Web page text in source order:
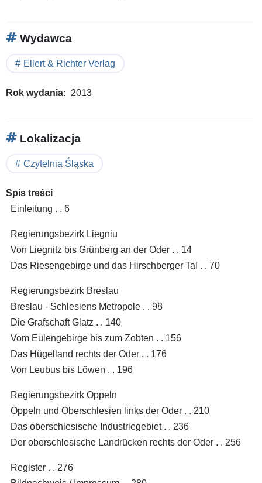
Wydawca
Ellert & Richter Verlag
Rok wydania 2013
Lokalizacja
Czytelnia Śląska
Spis treści
Einleitung . . 6
Regierungsbezirk Liegniu
Von Liegnitz bis Grünberg an der Oder . . 14
Das Riesengebirge und das Hirschberger Tal . . 70
Regierungsbezirk Breslau
Breslau - Schlesiens Metropole . . 98
Die Grafschaft Glatz . . 140
Vom Eulengebirge bis zum Zobten . . 156
Das Hügelland rechts der Oder . . 176
Von Leubus bis Löwen . . 196
Regierungsbezirk Oppeln
Oppeln und Oberschlesien links der Oder . . 210
Das oberschlesische Industriegebiet . . 236
Der oberschlesische Landrücken rechts der Oder . . 256
Register . . 276